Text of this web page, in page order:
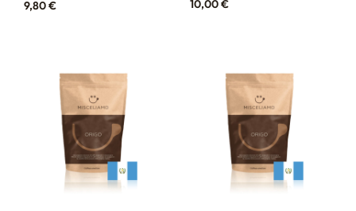
9,80€
10,00€